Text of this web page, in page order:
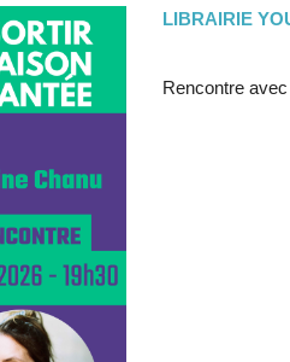
LIBRAIRIE
Rencontre avec